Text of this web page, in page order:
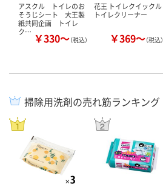
アスクル トイレのお
そうじシート 大王製
紙共同企画 トイレ
ク… ￥330～（税込）
花王 トイレクイックル
トイレクリーナー
￥369～（税込）
掃除用洗剤の売れ筋ランキング